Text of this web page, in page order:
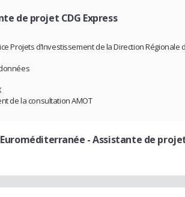
de projet CDG Express
Projets d’Investissement de la Direction Régionale
de la consultation AMOT
- Assistante de